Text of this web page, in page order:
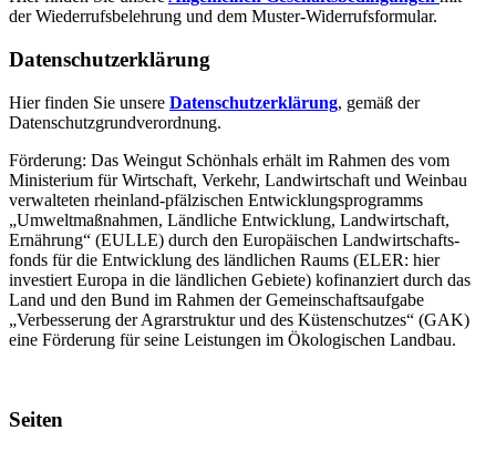
der Wiederrufsbelehrung und dem Muster-Widerrufsformular.
Datenschutzerklärung
Hier finden Sie unsere Datenschutzerklärung, gemäß der
Datenschutzgrundverordnung.
Förderung: Das Weingut Schönhals erhält im Rahmen des vom
Minis­terium für Wirtschaft, Verkehr, Land­wirt­schaft und Weinbau
verwal­teten rhein­land-pfälzischen Entwick­lungs­programms
„Umwelt­maßnahmen, Länd­liche Entwick­lung, Landwirt­schaft,
Ernährung“ (EULLE) durch den Euro­päischen Land­wirtschafts­
fonds für die Entwick­lung des länd­lichen Raums (ELER: hier
investiert Europa in die ländlichen Gebiete) kofinanziert durch das
Land und den Bund im Rahmen der Gemein­schafts­aufgabe
„Verbes­serung der Agrar­struktur und des Küsten­schutzes“ (GAK)
eine Förderung für seine Leis­tungen im Ökolo­gischen Landbau.
Seiten